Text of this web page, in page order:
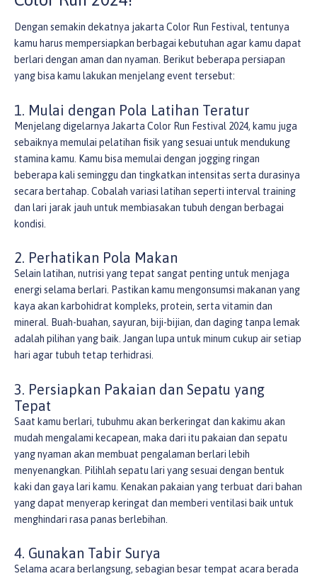
Dengan semakin dekatnya jakarta Color Run Festival, tentunya
kamu harus mempersiapkan berbagai kebutuhan agar kamu dapat
berlari dengan aman dan nyaman. Berikut beberapa persiapan
yang bisa kamu lakukan menjelang event tersebut:
1. Mulai dengan Pola Latihan Teratur
Menjelang digelarnya Jakarta Color Run Festival 2024, kamu juga
sebaiknya memulai pelatihan fisik yang sesuai untuk mendukung
stamina kamu. Kamu bisa memulai dengan jogging ringan
beberapa kali seminggu dan tingkatkan intensitas serta durasinya
secara bertahap. Cobalah variasi latihan seperti interval training
dan lari jarak jauh untuk membiasakan tubuh dengan berbagai
kondisi.
2. Perhatikan Pola Makan
Selain latihan, nutrisi yang tepat sangat penting untuk menjaga
energi selama berlari. Pastikan kamu mengonsumsi makanan yang
kaya akan karbohidrat kompleks, protein, serta vitamin dan
mineral. Buah-buahan, sayuran, biji-bijian, dan daging tanpa lemak
adalah pilihan yang baik. Jangan lupa untuk minum cukup air setiap
hari agar tubuh tetap terhidrasi.
3. Persiapkan Pakaian dan Sepatu yang
Tepat
Saat kamu berlari, tubuhmu akan berkeringat dan kakimu akan
mudah mengalami kecapean, maka dari itu pakaian dan sepatu
yang nyaman akan membuat pengalaman berlari lebih
menyenangkan. Pilihlah sepatu lari yang sesuai dengan bentuk
kaki dan gaya lari kamu. Kenakan pakaian yang terbuat dari bahan
yang dapat menyerap keringat dan memberi ventilasi baik untuk
menghindari rasa panas berlebihan.
4. Gunakan Tabir Surya
Selama acara berlangsung, sebagian besar tempat acara berada